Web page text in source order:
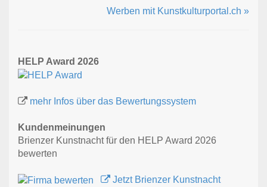
Werben mit Kunstkulturportal.ch »
HELP Award 2026
mehr Infos über das Bewertungssystem
Kundenmeinungen
Brienzer Kunstnacht für den HELP Award 2026
bewerten
Jetzt Brienzer Kunstnacht